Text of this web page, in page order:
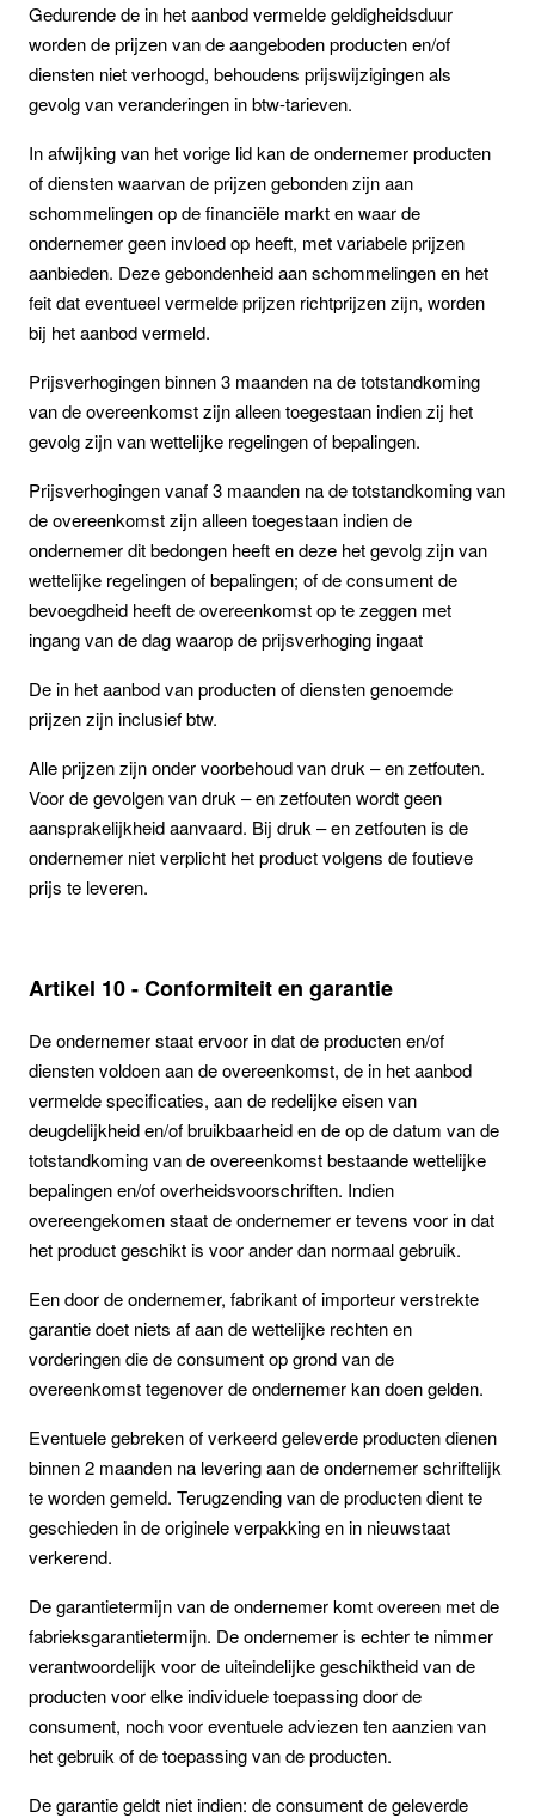
Gedurende de in het aanbod vermelde geldigheidsduur
worden de prijzen van de aangeboden producten en/of
diensten niet verhoogd, behoudens prijswijzigingen als
gevolg van veranderingen in btw-tarieven.
In afwijking van het vorige lid kan de ondernemer producten
of diensten waarvan de prijzen gebonden zijn aan
schommelingen op de financiële markt en waar de
ondernemer geen invloed op heeft, met variabele prijzen
aanbieden. Deze gebondenheid aan schommelingen en het
feit dat eventueel vermelde prijzen richtprijzen zijn, worden
bij het aanbod vermeld.
Prijsverhogingen binnen 3 maanden na de totstandkoming
van de overeenkomst zijn alleen toegestaan indien zij het
gevolg zijn van wettelijke regelingen of bepalingen.
Prijsverhogingen vanaf 3 maanden na de totstandkoming van
de overeenkomst zijn alleen toegestaan indien de
ondernemer dit bedongen heeft en deze het gevolg zijn van
wettelijke regelingen of bepalingen; of de consument de
bevoegdheid heeft de overeenkomst op te zeggen met
ingang van de dag waarop de prijsverhoging ingaat
De in het aanbod van producten of diensten genoemde
prijzen zijn inclusief btw.
Alle prijzen zijn onder voorbehoud van druk – en zetfouten.
Voor de gevolgen van druk – en zetfouten wordt geen
aansprakelijkheid aanvaard. Bij druk – en zetfouten is de
ondernemer niet verplicht het product volgens de foutieve
prijs te leveren.
Artikel 10 - Conformiteit en garantie
De ondernemer staat ervoor in dat de producten en/of
diensten voldoen aan de overeenkomst, de in het aanbod
vermelde specificaties, aan de redelijke eisen van
deugdelijkheid en/of bruikbaarheid en de op de datum van de
totstandkoming van de overeenkomst bestaande wettelijke
bepalingen en/of overheidsvoorschriften. Indien
overeengekomen staat de ondernemer er tevens voor in dat
het product geschikt is voor ander dan normaal gebruik.
Een door de ondernemer, fabrikant of importeur verstrekte
garantie doet niets af aan de wettelijke rechten en
vorderingen die de consument op grond van de
overeenkomst tegenover de ondernemer kan doen gelden.
Eventuele gebreken of verkeerd geleverde producten dienen
binnen 2 maanden na levering aan de ondernemer schriftelijk
te worden gemeld. Terugzending van de producten dient te
geschieden in de originele verpakking en in nieuwstaat
verkerend.
De garantietermijn van de ondernemer komt overeen met de
fabrieksgarantietermijn. De ondernemer is echter te nimmer
verantwoordelijk voor de uiteindelijke geschiktheid van de
producten voor elke individuele toepassing door de
consument, noch voor eventuele adviezen ten aanzien van
het gebruik of de toepassing van de producten.
De garantie geldt niet indien: de consument de geleverde